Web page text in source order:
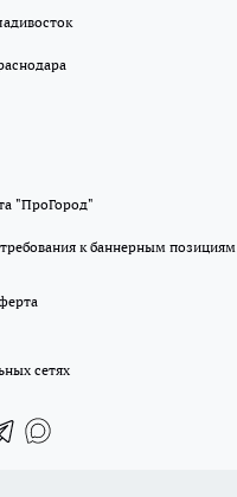
"ПроГород"
к баннерным позициям
сетях